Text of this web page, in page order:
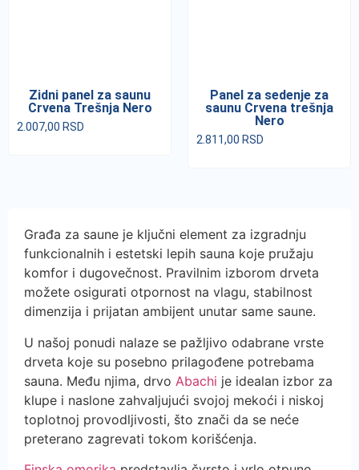
Zidni panel za saunu
Crvena Trešnja Nero
2.007,00 RSD
Panel za sedenje za
saunu Crvena trešnja
Nero
2.811,00 RSD
Građa za saune je ključni element za izgradnju
funkcionalnih i estetski lepih sauna koje pružaju
komfor i dugovečnost. Pravilnim izborom drveta
možete osigurati otpornost na vlagu, stabilnost
dimenzija i prijatan ambijent unutar same saune.
U našoj ponudi nalaze se pažljivo odabrane vrste
drveta koje su posebno prilagođene potrebama
sauna. Među njima, drvo Abachi je idealan izbor za
klupe i naslone zahvaljujući svojoj mekoći i niskoj
toplotnoj provodljivosti, što znači da se neće
preterano zagrevati tokom korišćenja.